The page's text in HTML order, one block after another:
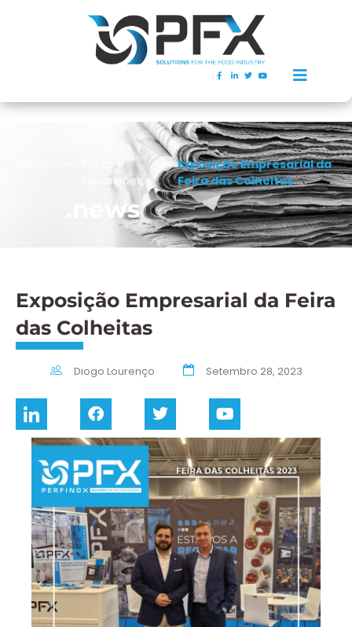
Feiras e
Exposições
Exposição Empresarial da
Feira das Colheitas
.news
Exposição Empresarial da Feira
das Colheitas
Diogo Lourenço Setembro 28, 2023